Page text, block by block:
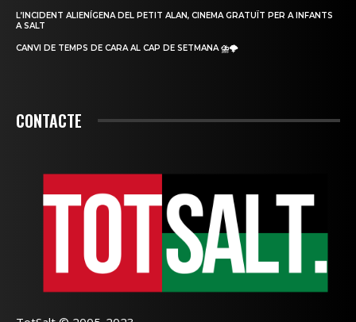
L’INCIDENT ALIENÍGENA DEL PETIT ALAN, CINEMA GRATUÏT PER A INFANTS
A SALT
CANVI DE TEMPS DE CARA AL CAP DE SETMANA ⛈🌩
CONTACTE